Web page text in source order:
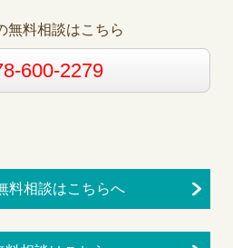
無料相談はこちら
600-2279
料相談はこちらへ